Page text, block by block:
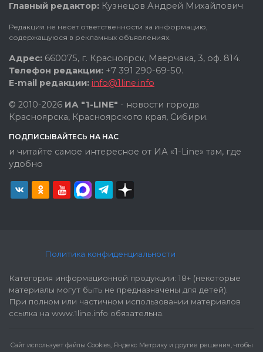
Главный редактор: Кузнецов Андрей Михайлович
Редакция не несет ответственности за информацию,
содержащуюся в рекламных объявлениях.
Адрес: 660075, г. Красноярск, Маерчака, 3, оф. 814.
Телефон редакции: +7 391 290-69-50.
E-mail редакции: info@1line.info
© 2010-2026 ИА "1-LINE" - новости города
Красноярска, Красноярского края, Сибири.
ПОДПИСЫВАЙТЕСЬ НА НАС
и читайте самое интересное от ИА «1-Line» там, где
удобно
Политика конфиденциальности
Категория информационной продукции: 18+ (некоторые
материалы могут быть не предназначены для детей).
При полном или частичном использовании материалов
ссылка на www.1line.info обязательна.
Cайт использует файлы Cookies, Яндекс Метрику и другие решения, чтобы